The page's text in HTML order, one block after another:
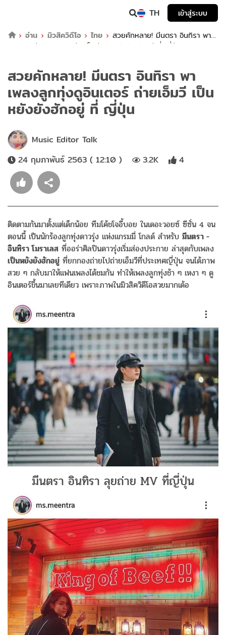
TH
เข้าสู่ระบบ
อ่าน
มิวสิควิดีโอ ไทย
สวยคักหลาย! มีนตรา อินทิรา พา
เพลงลูกทุ่งดูอินเตอร์ ถ่ายเอ็มวี เป็นหยังยังฮักอยู่ ที่ ญี่ปุ่น
สวยคักหลาย! มีนตรา อินทิรา พา
เพลงลูกทุ่งดูอินเตอร์ ถ่ายเอ็มวี เป็น
หยังยังฮักอยู่ ที่ ญี่ปุ่น
Music Editor Talk
24 กุมภาพันธ์ 2563 ( 12:10 )
3.2K 4
ติดตามกันมาตั้งแต่เด็กน้อย ทีมโค้ชโจอี้บอย ในเดอะวอยซ์ ซีซั่น 4 จน
ตอนนี้ เป็นนักร้องลูกทุ่งดาวรุ่ง แห่งแกรมมี่ โกลด์ สำหรับ มีนตรา -
อินทิรา โมราเลส ที่ออร่าศิลปินดาวรุ่งเริ่มส่องประกาย ล่าสุดกับเพลง
เป็นหยังยังฮักอยู่ ที่ยกกองถ่ายไปถ่ายเอ็มวีที่ประเทศญี่ปุ่น จนได้ภาพ
สวย ๆ กลับมาให้แฟนเพลงได้ชมกัน ทำให้เพลงลูกทุ่งช้า ๆ เหงา ๆ ดู
อินเตอร์ขึ้นมาเลยทีเดียว เพราะภาพในมิวสิควิดีโอสวยมากเด้อ
มีนตรา อินทิรา ลุยถ่าย MV ที่ญี่ปุ่น